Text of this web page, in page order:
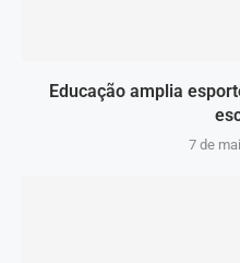
Educação amplia
7 de